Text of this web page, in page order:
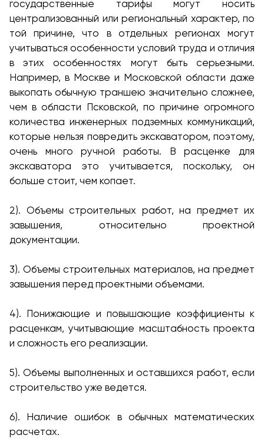
государственные тарифы могут носить
централизованный или региональный характер, по
той причине, что в отдельных регионах могут
учитываться особенности условий труда и отличия
в этих особенностях могут быть серьезными.
Например, в Москве и Московской области даже
выкопать обычную траншею значительно сложнее,
чем в области Псковской, по причине огромного
количества инженерных подземных коммуникаций,
которые нельзя повредить экскаватором, поэтому,
очень много ручной работы. В расценке для
экскаватора это учитывается, поскольку, он
больше стоит, чем копает.
2). Объемы строительных работ, на предмет их
завышения, относительно проектной
документации.
3). Объемы строительных материалов, на предмет
завышения перед проектными объемами.
4). Понижающие и повышающие коэффициенты к
расценкам, учитывающие масштабность проекта
и сложность его реализации.
5). Объемы выполненных и оставшихся работ, если
строительство уже ведется.
6). Наличие ошибок в обычных математических
расчетах.